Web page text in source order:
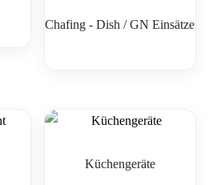
Chafing - Dish / GN Einsätze
Küchengeräte